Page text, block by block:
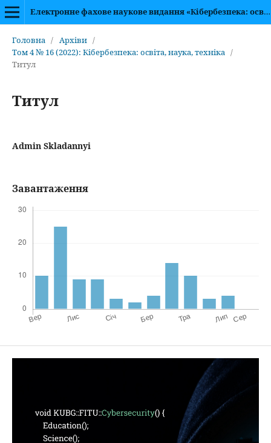
Електронне фахове наукове видання «Кібербезпека: освіта, наука, техніка»
Головна / Архіви /
Том 4 № 16 (2022): Кібербезпека: освіта, наука, техніка /
Титул
Титул
Admin Skladannyi
Завантаження